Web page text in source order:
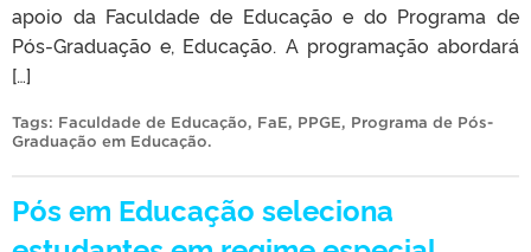
apoio da Faculdade de Educação e do Programa de
Pós-Graduação e, Educação. A programação abordará
[…]
Tags: Faculdade de Educação, FaE, PPGE, Programa de Pós-
Graduação em Educação.
Pós em Educação seleciona